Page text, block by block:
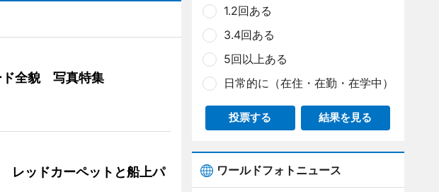
ド全貌 写真特集
レッドカーペットと船上パ
1.2回ある
3.4回ある
5回以上ある
日常的に（在住・在勤・在学中）
投票する 結果を見る
ワールドフォトニュース